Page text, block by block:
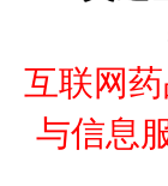
互联网
与信息